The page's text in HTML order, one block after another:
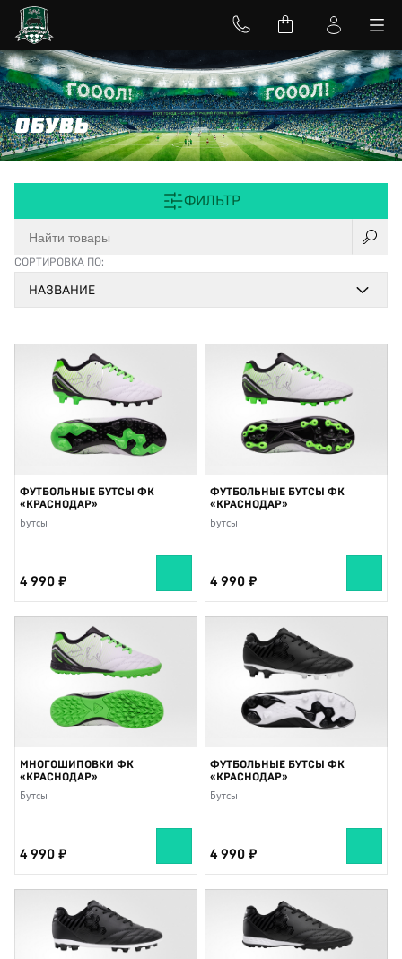
ОБУВЬ
ФИЛЬТР
СОРТИРОВКА ПО:
НАЗВАНИЕ
ФУТБОЛЬНЫЕ БУТСЫ ФК
«КРАСНОДАР»
Бутсы
4 990
ФУТБОЛЬНЫЕ БУТСЫ ФК
«КРАСНОДАР»
Бутсы
4 990
МНОГОШИПОВКИ ФК
«КРАСНОДАР»
Бутсы
4 990
ФУТБОЛЬНЫЕ БУТСЫ ФК
«КРАСНОДАР»
Бутсы
4 990